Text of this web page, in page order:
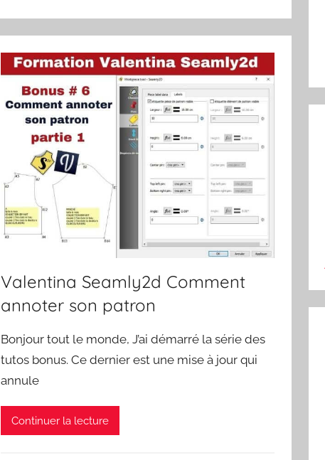
Valentina Seamly2d Comment
annoter son patron
Bonjour tout le monde, J’ai démarré la série des
tutos bonus. Ce dernier est une mise à jour qui
annule
Continuer la lecture